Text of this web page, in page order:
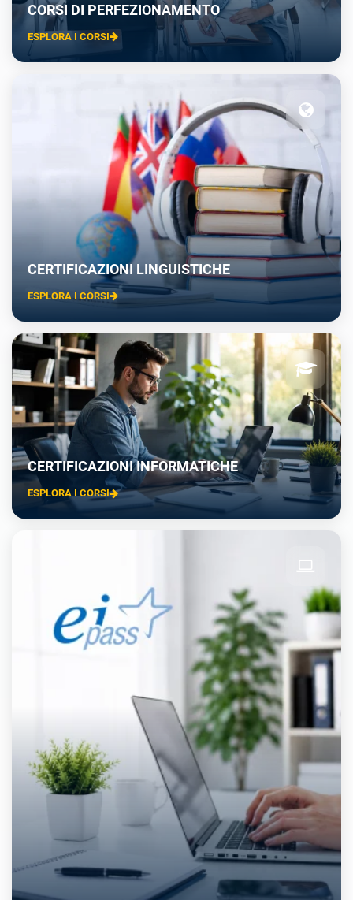
CORSI DI PERFEZIONAMENTO
ESPLORA I CORSI
CERTIFICAZIONI LINGUISTICHE
ESPLORA I CORSI
CERTIFICAZIONI INFORMATICHE
ESPLORA I CORSI